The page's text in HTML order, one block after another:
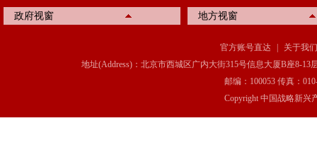
政府视窗 地方视窗
官方账号直达
关于我们
地址(Address)：北京市西城区广内大街315号信息大厦B座8-13
邮编：100053 传真：
Copyright 中国战略新兴